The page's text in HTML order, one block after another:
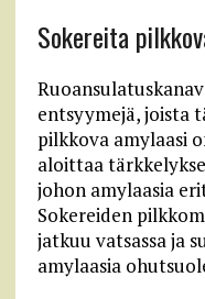
Sokereita
entsyymejä, joista
pilkkova amylaasi
aloittaa
johon amylaasia
Sokereiden
jatkuu vatsassa ja
amylaasia